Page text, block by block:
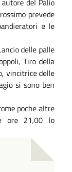
del Palio
prevede
e le
delle palle
Tiro della
vincitrice delle
si sono ben
poche altre
ore 21,00 lo